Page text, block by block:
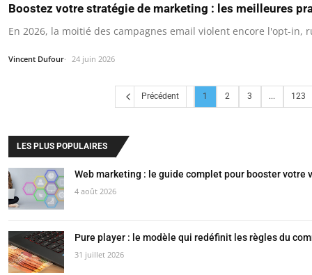
Boostez votre stratégie de marketing : les meilleures
En 2026, la moitié des campagnes email violent encore l'opt-
Vincent Dufour 24 juin 2026
Précédent 1 2 3 ... 123
LES PLUS POPULAIRES
Web marketing : le guide complet pour booster votre
4 août 2026
Pure player : le modèle qui redéfinit les règles du
31 juillet 2026